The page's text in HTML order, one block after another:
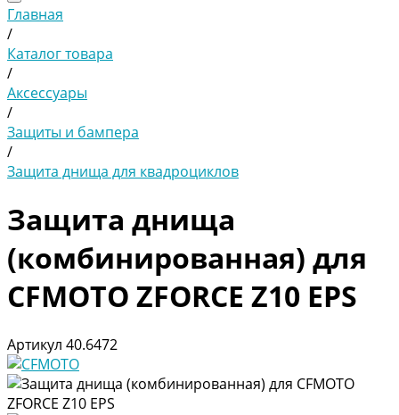
Главная
/
Каталог товара
/
Аксессуары
/
Защиты и бампера
/
Защита днища для квадроциклов
Защита днища
(комбинированная) для
CFMOTO ZFORCE Z10 EPS
Артикул 40.6472